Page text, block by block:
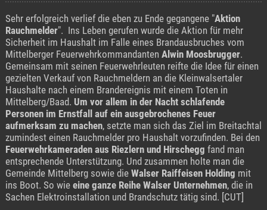
Sehr erfolgreich verlief die eben zu Ende gegangene "Aktion
Rauchmelder". Ins Leben gerufen wurde die Aktion für mehr
Sicherheit im Haushalt im Falle eines Brandausbruches vom
Mittelberger Feuerwehrkommandanten Alwin Moosbrugger.
Gemeinsam mit seinen Feuerwehrleuten reifte die Idee für einen
gezielten Verkauf von Rauchmeldern an die Kleinwalsertaler
Haushalte nach einem Brandereignis mit einem Toten in
Mittelberg/Baad. Um vor allem in der Nacht schlafende
Personen im Ernstfall auf ein ausgebrochenes Feuer
aufmerksam zu machen, setzte man sich das Ziel im Breitachtal
zumindest einen Rauchmelder pro Haushalt vorzufinden. Bei den
Feuerwehrkameraden aus Riezlern und Hirschegg fand man
entsprechende Unterstützung. Und zusammen holte man die
Gemeinde Mittelberg sowie die Walser Raiffeisen Holding mit
ins Boot. So wie eine ganze Reihe Walser Unternehmen, die in
Sachen Elektroinstallation und Brandschutz tätig sind. [CUT]